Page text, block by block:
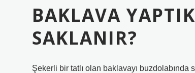
BAKLAVA
SAKLANIR?
Şekerli bir tatlı olan baklavayı